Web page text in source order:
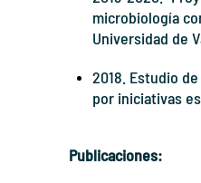
microbiología
Universidad de
2018. Estudio
por iniciativas
Publicaciones: